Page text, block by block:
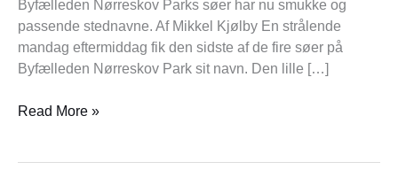
Byfælleden Nørreskov Parks søer har nu smukke og
passende stednavne. Af Mikkel Kjølby En strålende
mandag eftermiddag fik den sidste af de fire søer på
Byfælleden Nørreskov Park sit navn. Den lille […]
Read More »